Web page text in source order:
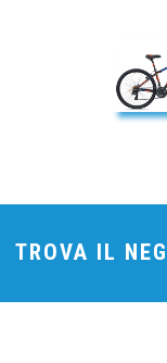
TROVA IL